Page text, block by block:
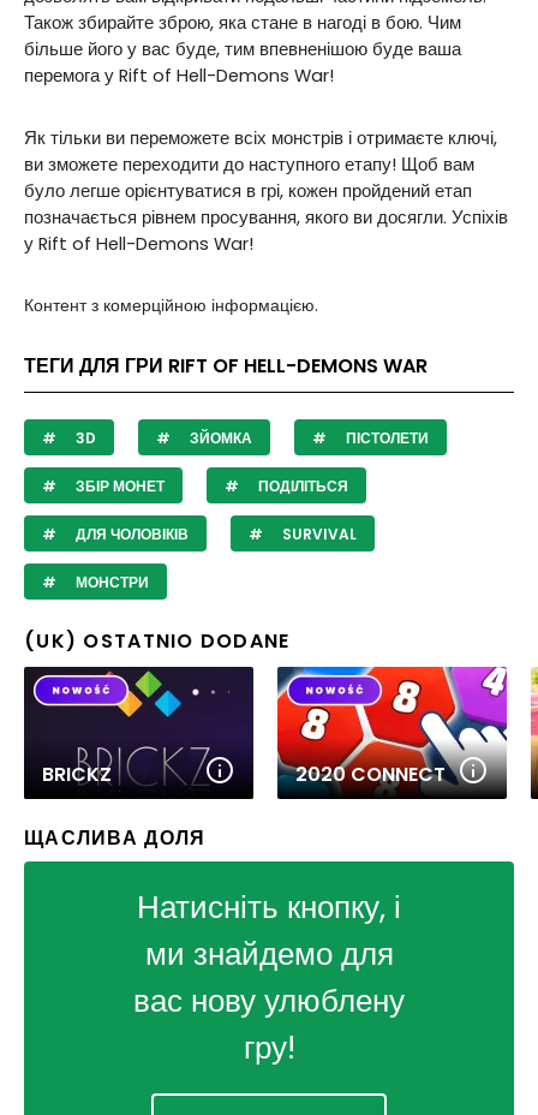
Також збирайте зброю, яка стане в нагоді в бою. Чим
більше його у вас буде, тим впевненішою буде ваша
перемога у Rift of Hell-Demons War!
Як тільки ви переможете всіх монстрів і отримаєте ключі,
ви зможете переходити до наступного етапу! Щоб вам
було легше орієнтуватися в грі, кожен пройдений етап
позначається рівнем просування, якого ви досягли. Успіхів
у Rift of Hell-Demons War!
Контент з комерційною інформацією.
ТЕГИ ДЛЯ ГРИ RIFT OF HELL-DEMONS WAR
3D ЗЙОМКА ПІСТОЛЕТИ
ЗБІР МОНЕТ ПОДІЛІТЬСЯ
ДЛЯ ЧОЛОВІКІВ SURVIVAL
МОНСТРИ
(UK) OSTATNIO DODANE
BRICKZ 2020 CONNECT
ЩАСЛИВА ДОЛЯ
Натисніть кнопку, і
ми знайдемо для
вас нову улюблену
гру!